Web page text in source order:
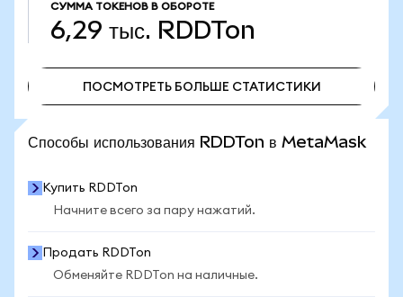
СУММА ТОКЕНОВ В ОБОРОТЕ
6,29 тыс. RDDTon
ПОСМОТРЕТЬ БОЛЬШЕ СТАТИСТИКИ
Способы использования RDDTon в MetaMask
Купить RDDTon
Начните всего за пару нажатий.
Продать RDDTon
Обменяйте RDDTon на наличные.